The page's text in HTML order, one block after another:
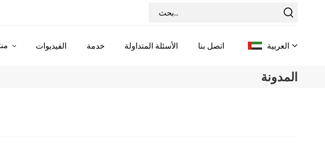
الفيديوات خدمة الأسئلة المتداولة اتصل بنا العربية
المدونة